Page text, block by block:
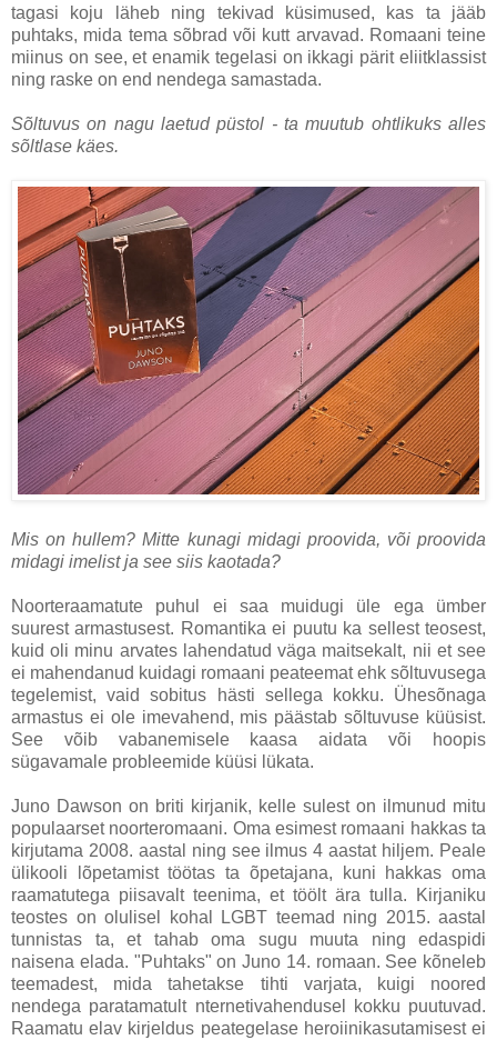
tagasi koju läheb ning tekivad küsimused, kas ta jääb
puhtaks, mida tema sõbrad või kutt arvavad. Romaani teine
miinus on see, et enamik tegelasi on ikkagi pärit eliitklassist
ning raske on end nendega samastada.
Sõltuvus on nagu laetud püstol - ta muutub ohtlikuks alles
sõltlase käes.
Mis on hullem? Mitte kunagi midagi proovida, või proovida
midagi imelist ja see siis kaotada?
Noorteraamatute puhul ei saa muidugi üle ega ümber
suurest armastusest. Romantika ei puutu ka sellest teosest,
kuid oli minu arvates lahendatud väga maitsekalt, nii et see
ei mahendanud kuidagi romaani peateemat ehk sõltuvusega
tegelemist, vaid sobitus hästi sellega kokku. Ühesõnaga
armastus ei ole imevahend, mis päästab sõltuvuse küüsist.
See võib vabanemisele kaasa aidata või hoopis
sügavamale probleemide küüsi lükata.
Juno Dawson on briti kirjanik, kelle sulest on ilmunud mitu
populaarset noorteromaani. Oma esimest romaani hakkas ta
kirjutama 2008. aastal ning see ilmus 4 aastat hiljem. Peale
ülikooli lõpetamist töötas ta õpetajana, kuni hakkas oma
raamatutega piisavalt teenima, et töölt ära tulla. Kirjaniku
teostes on olulisel kohal LGBT teemad ning 2015. aastal
tunnistas ta, et tahab oma sugu muuta ning edaspidi
naisena elada. "Puhtaks" on Juno 14. romaan. See kõneleb
teemadest, mida tahetakse tihti varjata, kuigi noored
nendega paratamatult nternetivahendusel kokku puutuvad.
Raamatu elav kirjeldus peategelase heroiinikasutamisest ei